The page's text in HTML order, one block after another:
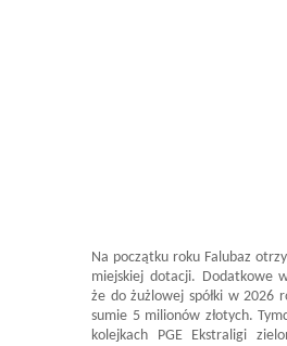
Na początku roku Falubaz
miejskiej dotacji. Dodatkowe
że do żużlowej spółki w 2026
sumie 5 milionów złotych.
kolejkach PGE Ekstraligi